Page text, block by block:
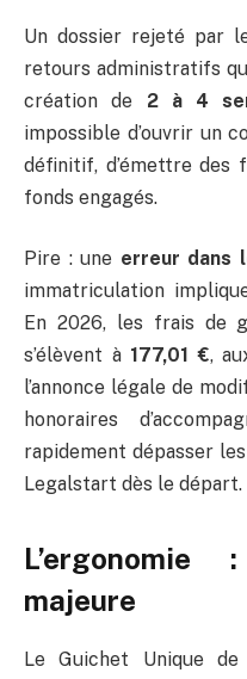
Un dossier rejeté par
retours administratifs
création de 2 à 4
impossible d’ouvrir un
définitif, d’émettre des
fonds engagés.
Pire : une erreur dans
immatriculation
En 2026, les frais de
s’élèvent à 177,01 €,
l’annonce légale de
honoraires
rapidement dépasser
Legalstart dès le départ.
majeure
Le Guichet Unique